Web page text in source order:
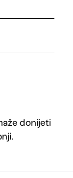
donijeti